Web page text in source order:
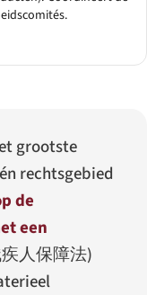
grootste
rechtsgebied
de
een
人保障法)